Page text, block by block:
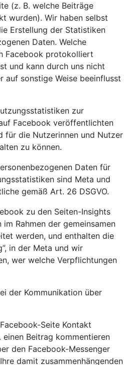
(z. B. welche Beiträge
wurden). Wir haben selbst
Erstellung der Statistiken
Daten. Welche
Facebook protokolliert
und kann durch uns nicht
auf sonstige Weise beeinflusst
zur
Facebook veröffentlichten
für die Nutzerinnen und Nutzer
zu können.
Daten für
sind Meta und
gemäß Art. 26 DSGVO.
zu den Seiten-Insights
Rahmen der gemeinsamen
werden, und enthalten die
in der Meta und wir
wer welche Verpflichtungen
der Kommunikation über
Seite Kontakt
einen Beitrag kommentieren
den Facebook-Messenger
damit zusammenhängenden